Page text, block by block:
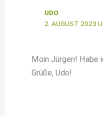
UDO
2. AUGUST 2023
Moin Jürgen! Habe
Grüße, Udo!